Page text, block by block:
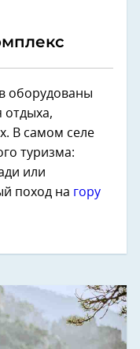
оборудованы
отдыха,
В самом селе
туризма:
или
поход на гору